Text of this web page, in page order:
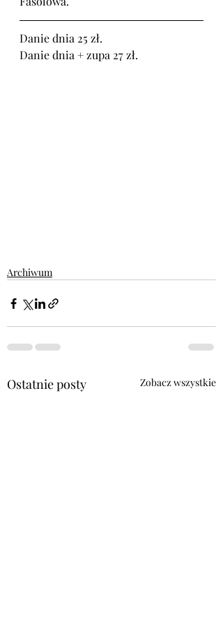
Danie dnia 25 zł.
Danie dnia + zupa 27 zł.
Archiwum
Ostatnie posty Zobacz wszystkie